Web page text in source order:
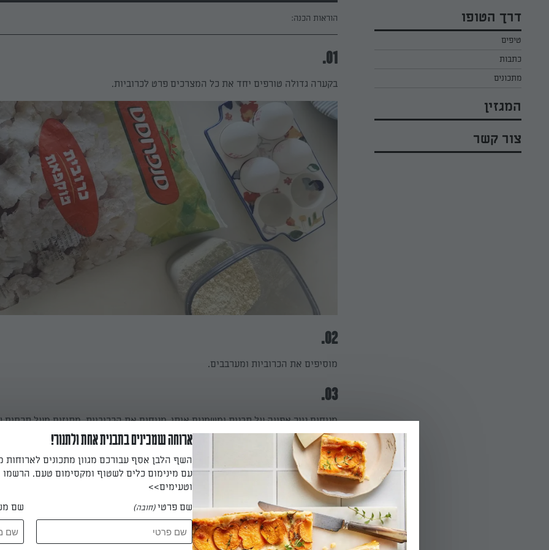
סלטים לפסח
עוגיות לפסח
קארין בנולול
מירי כהן
רובי מיכאל
דרך הטופו
טיפים
כתבות
מתכונים
המגזין
צור קשר
הוראות הכנה:
01.
בקערה גדולה טורפים יחד את כל המצרכים פרט לכרוביות.
02.
מוסיפים את הכרוביות ומערבבים.
03.
מניחים נייר אפייה על תבנית ומשמנים אותו. מניחים את הכרוביות, מתיזים מעל תרסיס
ב-200 מעלות במשך 25 דקות או עד הזהבה יפה מ-2 הצדדים. אני אוהבת להפוך במהלך האפייה.
ארוחה שמכינים בתבנית אחת ולתנור!
השף הלבן אסף עבורכם מגוון מתכונים
עם מינימום כלים לשטוף ומקסימום טעם. הרשמו
וטעימים>>
שם פרטי(חובה) שם